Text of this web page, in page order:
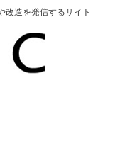
改造を発信するサイト